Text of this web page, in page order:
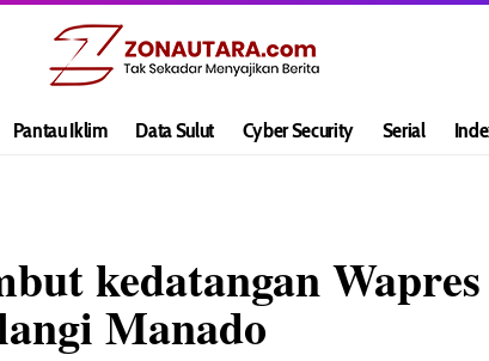
Pantau Iklim Data Sulut Cyber Security Serial
kedatangan
Manado